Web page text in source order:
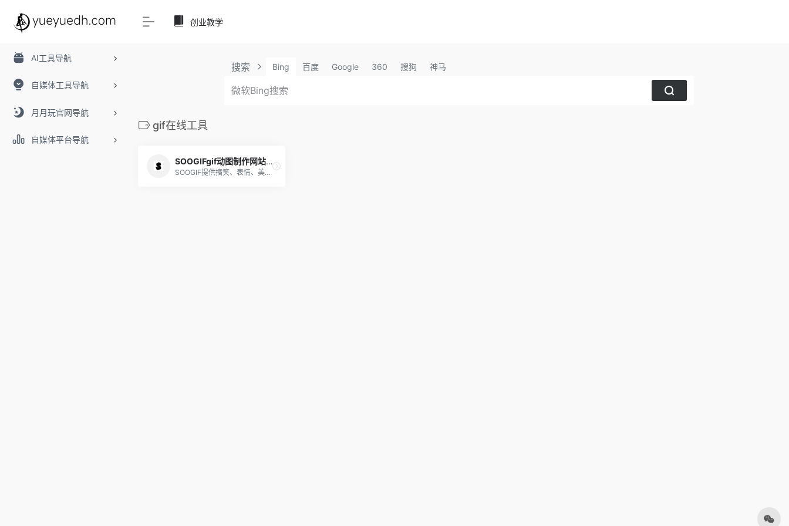
AI工具导航
自媒体工具导航
月月玩官网导航
自媒体平台导航
创业教学
搜索 Bing 百度 Google 360 搜狗 神马
gif在线工具
SOOGIFgif动图制作网站表情包API
SOOGIF提供搞笑、表情、美女、明星、热门事件GIF动图全搜索，GIF工具支持视频转GIF、图片合成GIF、GIF压缩、GIF编辑、GIF裁剪、在线录屏等功能。是QQ、微信斗图神器，微信公众号、微博、新媒体编辑GIF动图素材库，好玩的GIF出处发源地。